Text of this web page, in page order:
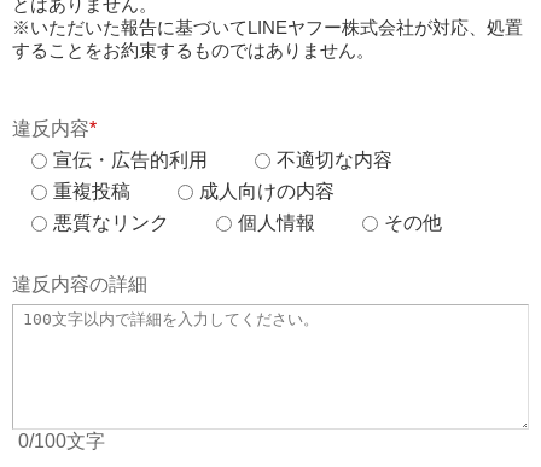
とはありません。
※いただいた報告に基づいてLINEヤフー株式会社が対応、処置
することをお約束するものではありません。
違反内容*
宣伝・広告的利用
不適切な内容
重複投稿
成人向けの内容
悪質なリンク
個人情報 その他
違反内容の詳細
0/100文字